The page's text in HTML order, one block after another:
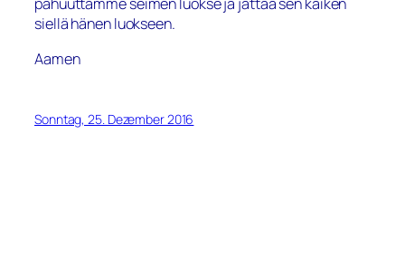
pahuuttamme seimen luokse ja jättää sen kaiken
siellä hänen luokseen.
Aamen
Sonntag, 25. Dezember 2016